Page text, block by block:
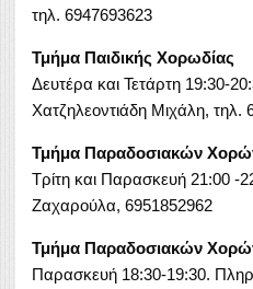
τηλ. 6947693623
Τμήμα Παιδικής Χορωδίας
Δευτέρα και Τετάρτη 19:30-
Χατζηλεοντιάδη Μιχάλη, τηλ.
Τμήμα Παραδοσιακών
Τρίτη και Παρασκευή 21:00 -
Ζαχαρούλα, 6951852962
Τμήμα Παραδοσιακών
Παρασκευή 18:30-19:30.